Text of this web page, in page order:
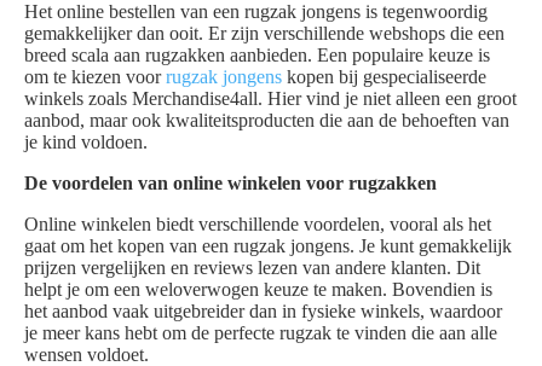
Het online bestellen van een rugzak jongens is tegenwoordig
gemakkelijker dan ooit. Er zijn verschillende webshops die een
breed scala aan rugzakken aanbieden. Een populaire keuze is
om te kiezen voorrugzak jongens kopen bij gespecialiseerde
winkels zoals Merchandise4all. Hier vind je niet alleen een groot
aanbod, maar ook kwaliteitsproducten die aan de behoeften van
je kind voldoen.
De voordelen van online winkelen voor rugzakken
Online winkelen biedt verschillende voordelen, vooral als het
gaat om het kopen van een rugzak jongens. Je kunt gemakkelijk
prijzen vergelijken en reviews lezen van andere klanten. Dit
helpt je om een weloverwogen keuze te maken. Bovendien is
het aanbod vaak uitgebreider dan in fysieke winkels, waardoor
je meer kans hebt om de perfecte rugzak te vinden die aan alle
wensen voldoet.